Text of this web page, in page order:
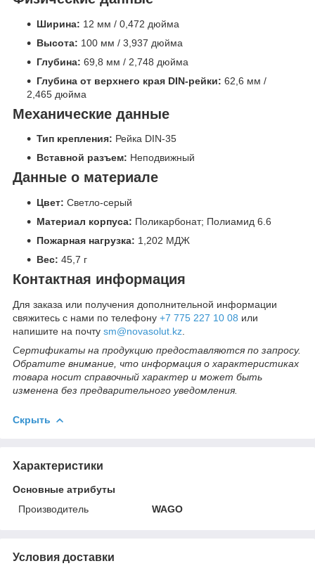
Ширина: 12 мм / 0,472 дюйма
Высота: 100 мм / 3,937 дюйма
Глубина: 69,8 мм / 2,748 дюйма
Глубина от верхнего края DIN-рейки: 62,6 мм /
2,465 дюйма
Механические данные
Тип крепления: Рейка DIN-35
Вставной разъем: Неподвижный
Данные о материале
Цвет: Светло-серый
Материал корпуса: Поликарбонат; Полиамид 6.6
Пожарная нагрузка: 1,202 МДЖ
Вес: 45,7 г
Контактная информация
Для заказа или получения дополнительной информации
свяжитесь с нами по телефону +7 775 227 10 08 или
напишите на почту sm@novasolut.kz
Сертификаты на продукцию предоставляются по запросу.
Обратите внимание, что информация о характеристиках
товара носит справочный характер и может быть
изменена без предварительного уведомления.
Скрыть
Характеристики
Основные атрибуты
Производитель
WAGO
Условия доставки